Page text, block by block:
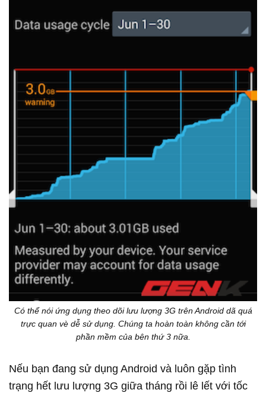
Có thể nói ứng dụng theo dõi lưu lượng 3G trên Android dã quá
trực quan vè dễ sử dụng. Chúng ta hoàn toàn không cần tới
phần mềm của bên thứ 3 nữa.
Nếu bạn đang sử dụng Android và luôn gặp tình
trạng hết lưu lượng 3G giữa tháng rồi lê lết với tốc